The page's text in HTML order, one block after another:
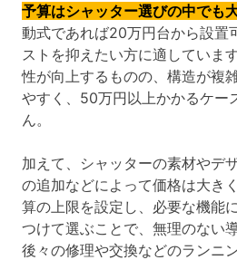
予算はシャッター選びの中でも
動式であれば20万円台から設置
ストを抑えたい方に適していま
性が向上するものの、構造が複
やすく、50万円以上かかるケー
ん。
加えて、シャッターの素材やデ
の追加などによって価格は大き
算の上限を設定し、必要な機能
つけて選ぶことで、無理のない
後々の修理や交換などのランニ